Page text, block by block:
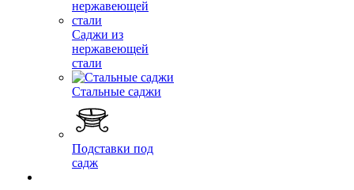
Саджи из
нержавеющей
стали
Стальные саджи
Подставки под
садж